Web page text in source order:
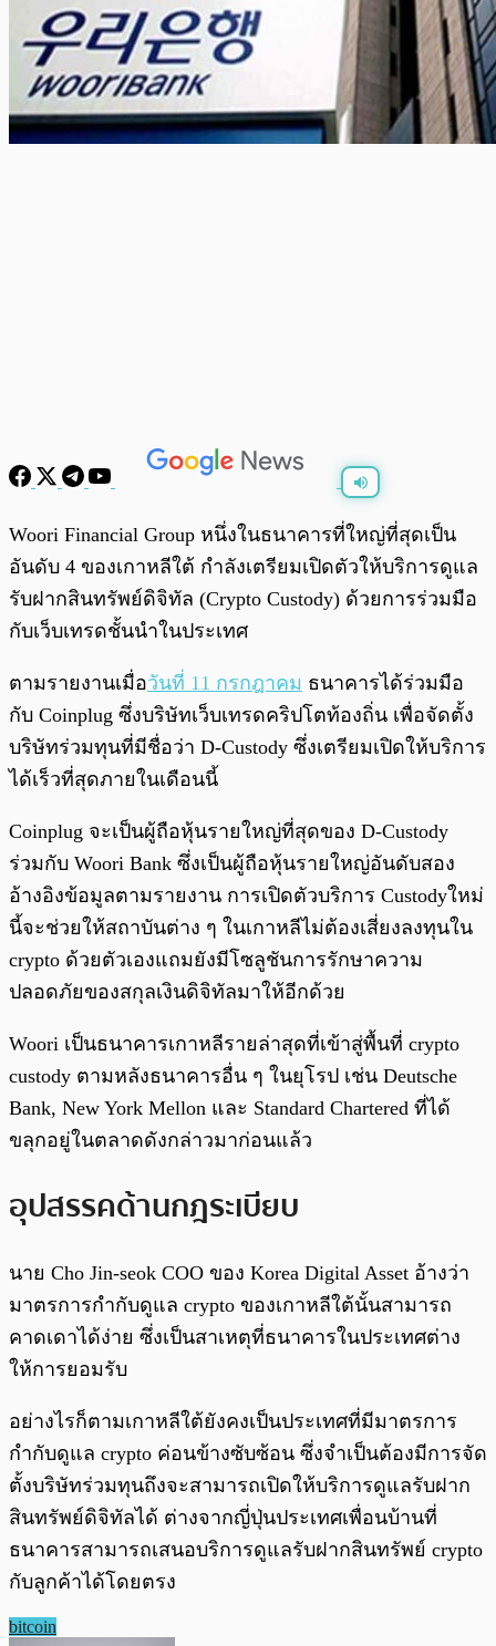
0:00 0:00
Woori Financial Group หนึ่งในธนาคารที่ใหญ่ที่สุดเป็น
อันดับ 4 ของเกาหลีใต้ กำลังเตรียมเปิดตัวให้บริการดูแล
รับฝากสินทรัพย์ดิจิทัล (Crypto Custody) ด้วยการร่วมมือ
กับเว็บเทรดชั้นนำในประเทศ
ตามรายงานเมื่อวันที่ 11 กรกฎาคม ธนาคารได้ร่วมมือ
กับ Coinplug ซึ่งบริษัทเว็บเทรดคริปโตท้องถิ่น เพื่อจัดตั้ง
บริษัทร่วมทุนที่มีชื่อว่า D-Custody ซึ่งเตรียมเปิดให้บริการ
ได้เร็วที่สุดภายในเดือนนี้
Coinplug จะเป็นผู้ถือหุ้นรายใหญ่ที่สุดของ D-Custody
ร่วมกับ Woori Bank ซึ่งเป็นผู้ถือหุ้นรายใหญ่อันดับสอง
อ้างอิงข้อมูลตามรายงาน การเปิดตัวบริการ Custodyใหม่
นี้จะช่วยให้สถาบันต่าง ๆ ในเกาหลีไม่ต้องเสี่ยงลงทุนใน
crypto ด้วยตัวเองแถมยังมีโซลูชันการรักษาความ
ปลอดภัยของสกุลเงินดิจิทัลมาให้อีกด้วย
Woori เป็นธนาคารเกาหลีรายล่าสุดที่เข้าสู่พื้นที่ crypto
custody ตามหลังธนาคารอื่น ๆ ในยุโรป เช่น Deutsche
Bank, New York Mellon และ Standard Chartered ที่ได้
ขลุกอยู่ในตลาดดังกล่าวมาก่อนแล้ว
อุปสรรคด้านกฎระเบียบ
นาย Cho Jin-seok COO ของ Korea Digital Asset อ้างว่า
มาตรการกำกับดูแล crypto ของเกาหลีใต้นั้นสามารถ
คาดเดาได้ง่าย ซึ่งเป็นสาเหตุที่ธนาคารในประเทศต่าง
ให้การยอมรับ
อย่างไรก็ตามเกาหลีใต้ยังคงเป็นประเทศที่มีมาตรการ
กำกับดูแล crypto ค่อนข้างซับซ้อน ซึ่งจำเป็นต้องมีการจัด
ตั้งบริษัทร่วมทุนถึงจะสามารถเปิดให้บริการดูแลรับฝาก
สินทรัพย์ดิจิทัลได้ ต่างจากญี่ปุ่นประเทศเพื่อนบ้านที่
ธนาคารสามารถเสนอบริการดูแลรับฝากสินทรัพย์ crypto
กับลูกค้าได้โดยตรง
bitcoin